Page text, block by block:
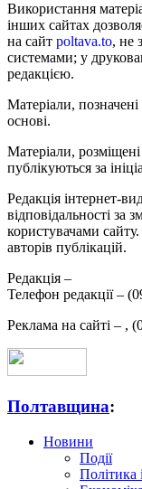
Використання
інших сайтах
на сайт poltava.to, не
системами; у
редакцією.
Матеріали,
основі.
Матеріали,
публікуються за
Редакція інтернет-
відповідальності за
користувачами
авторів публікацій.
Редакція –
Телефон редакції –
Реклама на сайті – ,
Полтавщина:
Новини
Події
Політика